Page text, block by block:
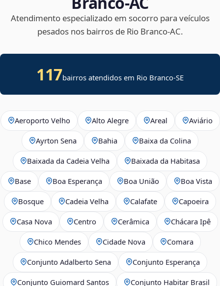
Atendimento especializado em socorro para veículos
pesados nos bairros de Rio Branco‑AC.
117bairros atendidos em Rio Branco-SE
Aeroporto Velho Alto Alegre Areal Aviário
Ayrton Sena Bahia Baixa da Colina
Baixada da Cadeia Velha Baixada da Habitasa
Base Boa Esperança Boa União Boa Vista
Bosque Cadeia Velha Calafate Capoeira
Casa Nova Centro Cerâmica Chácara Ipê
Chico Mendes Cidade Nova Comara
Conjunto Adalberto Sena Conjunto Esperança
Conjunto Guiomard Santos Conjunto Habitar Brasil